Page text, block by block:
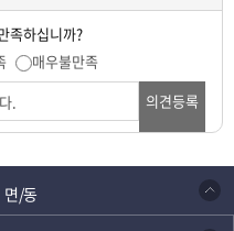
족하십니까?
매우불만족
의견등록
면/동